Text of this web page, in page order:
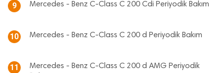
9 Mercedes - Benz C-Class C 200 Cdi Periyodik Bakım
10 Mercedes - Benz C-Class C 200 d Periyodik Bakım
11
Mercedes - Benz C-Class C 200 d AMG Periyodik